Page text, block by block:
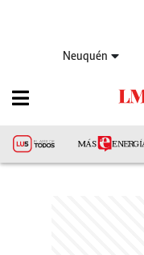
Neuquén